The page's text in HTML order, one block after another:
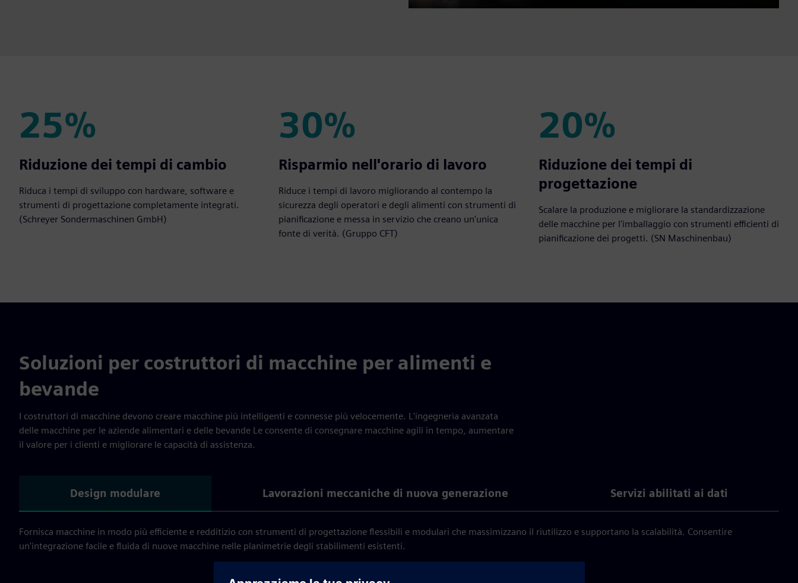
Play Mute
EnableSettings
PIP
Enter
25%
25%
Riduzione dei tempi di cambio
Riduca i tempi di sviluppo con hardware, software e
strumenti di progettazione completamente integrati.
(Schreyer Sondermaschinen GmbH)
30%
30%
Risparmio nell'orario di lavoro
Riduce i tempi di lavoro migliorando al contempo la
sicurezza degli operatori e degli alimenti con strumenti di
pianificazione e messa in servizio che creano un'unica
fonte di verità. (Gruppo CFT)
20%
20%
Riduzione dei tempi di
progettazione
Scalare la produzione e migliorare la standardizzazione
delle macchine per l'imballaggio con strumenti efficienti di
pianificazione dei progetti. (SN Maschinenbau)
Soluzioni per costruttori di macchine per alimenti e
bevande
I costruttori di macchine devono creare macchine più intelligenti e connesse più velocemente. L'ingegneria avanzata
delle macchine per le aziende alimentari e delle bevande Le consente di consegnare macchine agili in tempo, aumentare
il valore per i clienti e migliorare le capacità di assistenza.
Design modulare Lavorazioni meccaniche di nuova generazione Servizi abilitati ai dati
Fornisca macchine in modo più efficiente e redditizio con strumenti di progettazione flessibili e modulari che massimizzano il riutilizzo e supportano la scalabilità. Consentire
un'integrazione facile e fluida di nuove macchine nelle planimetrie degli stabilimenti esistenti.